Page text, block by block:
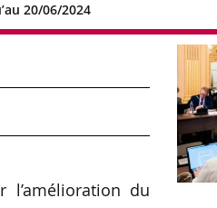
20/06/2024
le projet
l’amélioration du